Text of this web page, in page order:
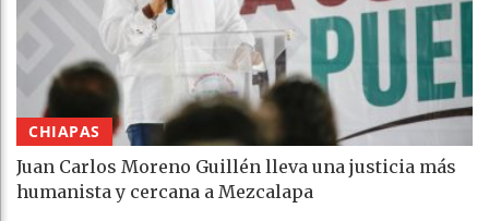
CHIAPAS
Juan Carlos Moreno Guillén lleva una justicia más
humanista y cercana a Mezcalapa